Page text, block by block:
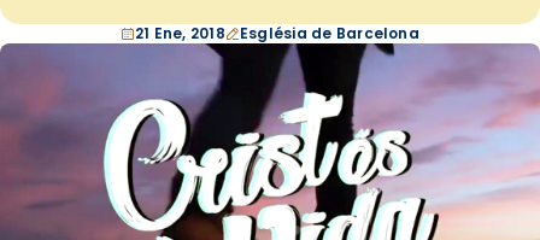
21 Ene, 2018 Església de Barcelona